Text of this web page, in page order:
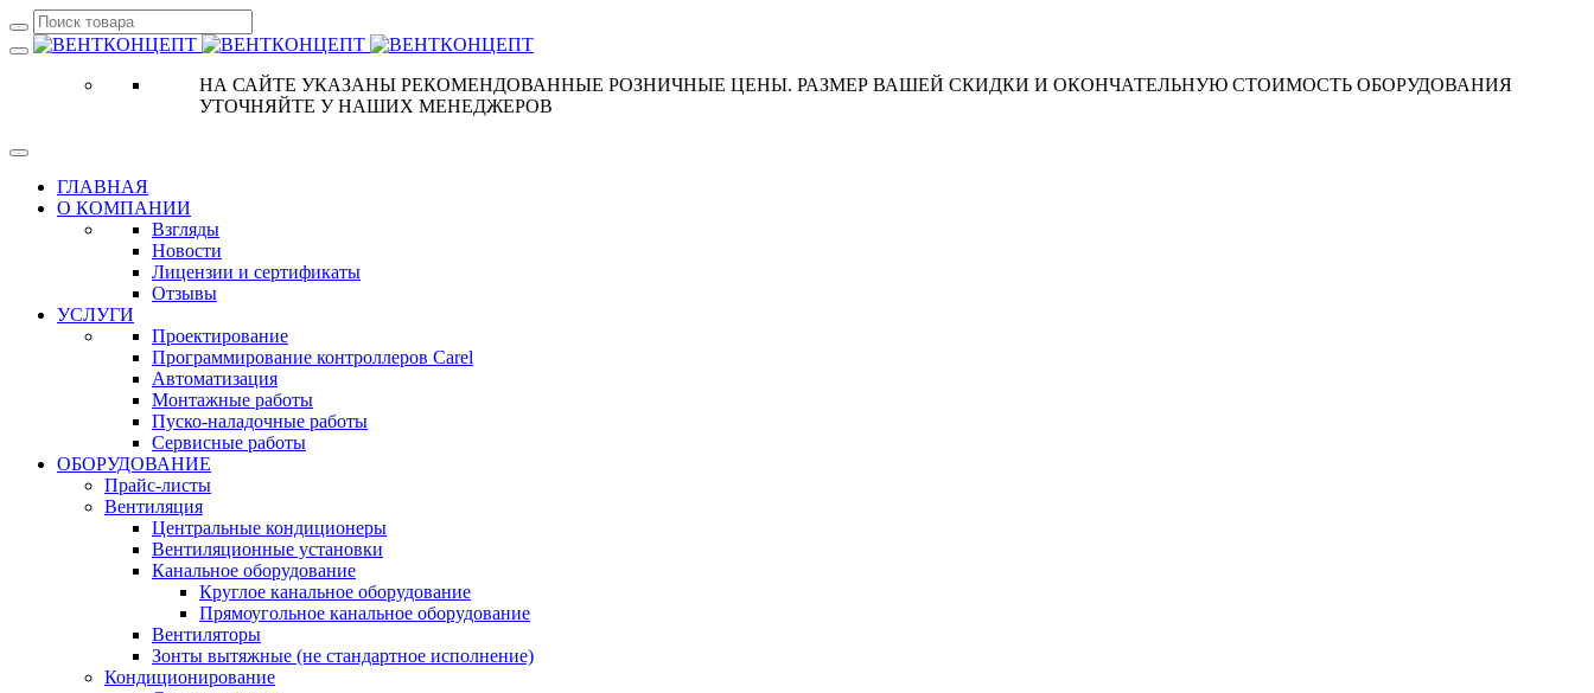
НА САЙТЕ УКАЗАНЫ РЕКОМЕНДОВАННЫЕ РОЗНИЧНЫЕ ЦЕНЫ. РАЗМЕР ВАШЕЙ СКИДКИ И ОКОНЧАТЕЛЬНУЮ СТОИМОСТЬ ОБОРУДОВАНИЯ
УТОЧНЯЙТЕ У НАШИХ МЕНЕДЖЕРОВ
ГЛАВНАЯ
О КОМПАНИИ
Взгляды
Новости
Лицензии и сертификаты
Отзывы
УСЛУГИ
Проектирование
Программирование контроллеров Carel
Автоматизация
Монтажные работы
Пуско-наладочные работы
Сервисные работы
ОБОРУДОВАНИЕ
Прайс-листы
Вентиляция
Центральные кондиционеры
Вентиляционные установки
Канальное оборудование
Круглое канальное оборудование
Прямоугольное канальное оборудование
Вентиляторы
Зонты вытяжные (не стандартное исполнение)
Кондиционирование